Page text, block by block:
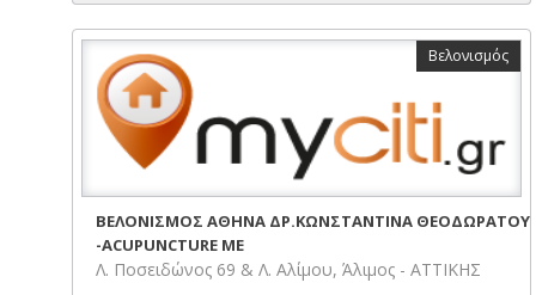
Βελονισμός
ΒΕΛΟΝΙΣΜΟΣ ΑΘΗΝΑ ΔΡ.ΚΩΝΣΤΑΝΤΙΝΑ ΘΕΟΔΩΡΑΤΟΥ
-ACUPUNCTURE ME
Λ. Ποσειδώνος 69 & Λ. Αλίμου, Άλιμος - ΑΤΤΙΚΗΣ